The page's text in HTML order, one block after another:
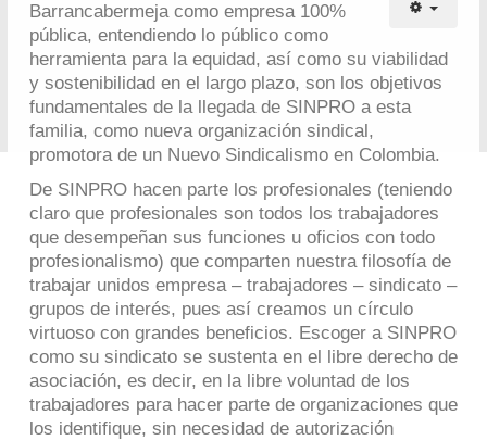
Barrancabermeja como empresa 100%
pública, entendiendo lo público como
herramienta para la equidad, así como su viabilidad
y sostenibilidad en el largo plazo, son los objetivos
fundamentales de la llegada de SINPRO a esta
familia, como nueva organización sindical,
promotora de un Nuevo Sindicalismo en Colombia.
De SINPRO hacen parte los profesionales (teniendo
claro que profesionales son todos los trabajadores
que desempeñan sus funciones u oficios con todo
profesionalismo) que comparten nuestra filosofía de
trabajar unidos empresa – trabajadores – sindicato –
grupos de interés, pues así creamos un círculo
virtuoso con grandes beneficios. Escoger a SINPRO
como su sindicato se sustenta en el libre derecho de
asociación, es decir, en la libre voluntad de los
trabajadores para hacer parte de organizaciones que
los identifique, sin necesidad de autorización